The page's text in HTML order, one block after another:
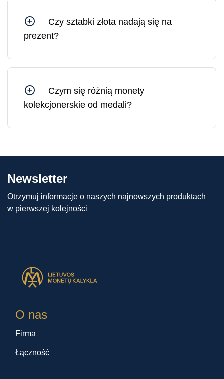
uszkodzonym opakowaniu sprzedawane jest po
cenie o 10–30% niższej niż złoto w
nieuszkodzonym, oryginalnym opakowaniu.
Czy sztabki złota nadają się na
prezent?
stanowią solidne i płynne aktywa, których wartość
Czym się różnią monety
kolekcjonerskie od medali?
medalami polega na tym, że moneta
ściśle określonego nakładu, a zatem mogą być
Newsletter
Otrzymuj informacje o naszych najnowszych produktach
w pierwszej kolejności
O nas
Firma
Łączność